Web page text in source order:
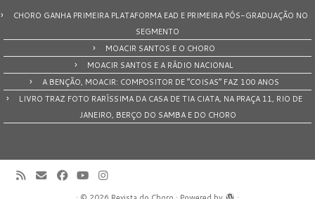
CHORO GANHA PRIMEIRA PLATAFORMA EAD E PRIMEIRA PÓS-GRADUAÇÃO NO
SEGMENTO
MOACIR SANTOS E O CHORO
MOACIR SANTOS E A RÁDIO NACIONAL
A BENÇÃO, MOACIR: COMPOSITOR DE “COISAS” FAZ 100 ANOS
LIVRO TRAZ FOTO RARÍSSIMA DA CASA DE TIA CIATA, NA PRAÇA 11, RIO DE
JANEIRO, BERÇO DO SAMBA E DO CHORO